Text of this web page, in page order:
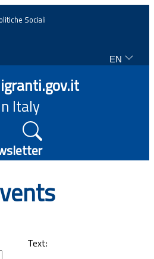
law
Sociali
EN
Italy
Text: